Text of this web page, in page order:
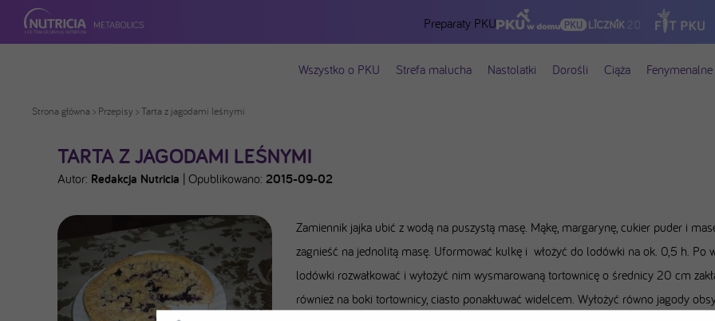
Preparaty PKU
Wszystko o PKU Strefa malucha Nastolatki Dorośli Ciąża
Strona główna > Przepisy > Tarta z jagodami leśnymi
TARTA Z JAGODAMI LEŚNYMI
Autor: Redakcja Nutricia Opublikowano: 2015-09-02
Zamiennik jajka ubić z wodą na puszystą masę. Mąkę, margarynę, cukier puder i
zagnieść na jednolitą masę. Uformować kulkę i włożyć do lodówki na ok. 0,5 h. Po
lodówki rozwałkować i wyłożyć nim wysmarowaną tortownicę o średnicy 20 cm
również na boki tortownicy, ciasto ponakłuwać widelcem. Wyłożyć równo jagody